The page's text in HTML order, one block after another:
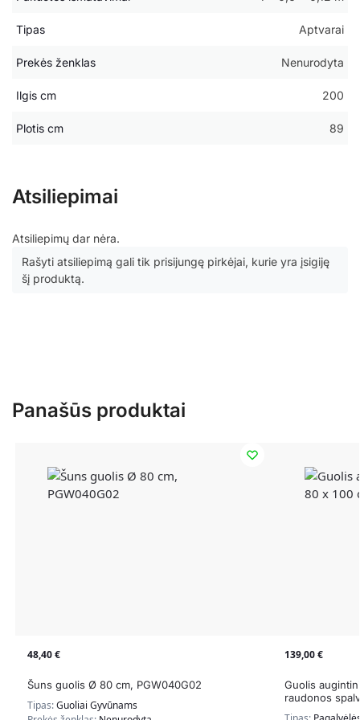
Tipas Aptvarai
Prekės ženklas Nenurodyta
Ilgis cm 200
Plotis cm 89
Atsiliepimai
Atsiliepimų dar nėra.
Rašyti atsiliepimą gali tik prisijungę pirkėjai, kurie yra įsigiję
šį produktą.
Panašūs produktai
48,40€
Šuns guolis Ø 80 cm, PGW040G02
Tipas:Guoliai Gyvūnams
139,00€
Guolis
raudonos